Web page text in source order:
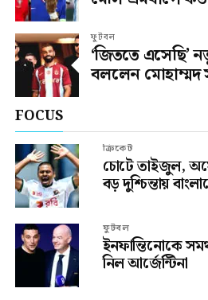
ফুটবল
‘জিততে এসেছি’
বললেন মোহাম্মদ
FOCUS
ক্রিকেট
চোটে তাইজুল,
বড় দুশ্চিন্তায়
ফুটবল
ইনফান্তিনোকে
নিল আর্জেন্টিনা